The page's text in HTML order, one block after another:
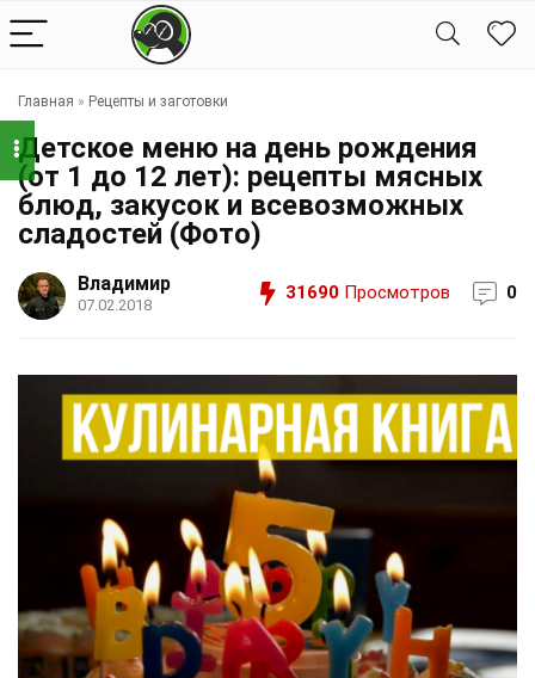
Главная » Рецепты и заготовки
Детское меню на день рождения
(от 1 до 12 лет): рецепты мясных
блюд, закусок и всевозможных
сладостей (Фото)
Владимир
07.02.2018
31690 Просмотров 0